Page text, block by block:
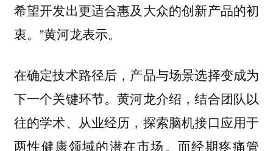
希望开发出更适合惠及大众的创新产品的初
衷。”黄河龙表示。
在确定技术路径后，产品与场景选择变成为
下一个关键环节。黄河龙介绍，结合团队以
往的学术、从业经历，探索脑机接口应用于
两性健康领域的潜在市场。而经期疼痛管